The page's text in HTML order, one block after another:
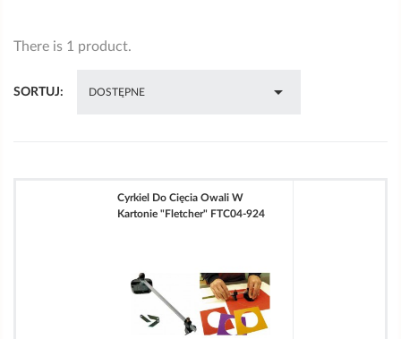
There is 1 product.
SORTUJ: DOSTĘPNE 
Cyrkiel Do Cięcia Owali W
Kartonie "Fletcher" FTC04-924